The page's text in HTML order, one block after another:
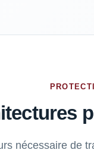
nécessaire de